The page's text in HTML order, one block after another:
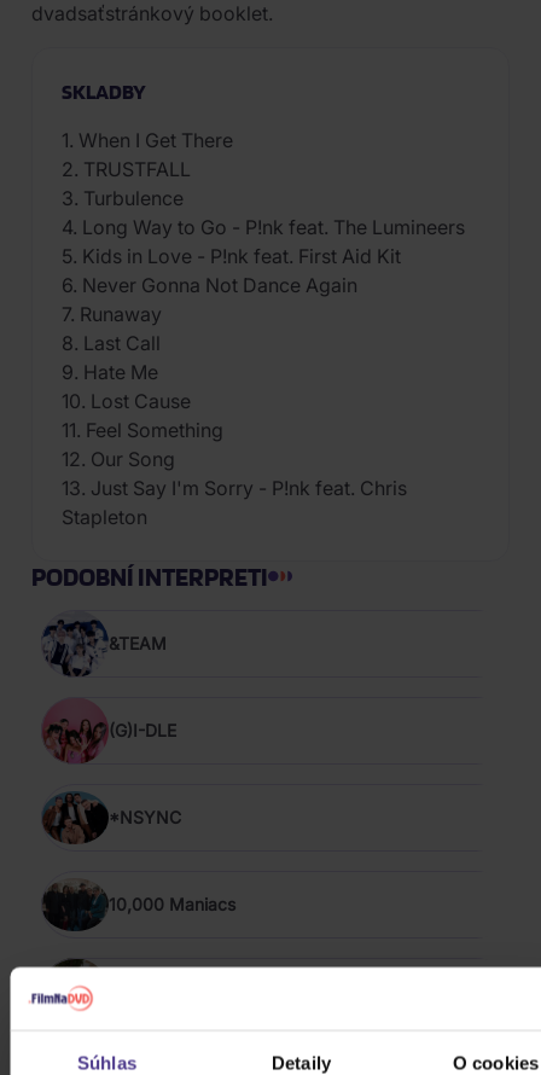
Súhlas Detaily O cookies
dvadsaťstránkový booklet.
SKLADBY
1. When I Get There
2. TRUSTFALL
3. Turbulence
4. Long Way to Go - P!nk feat. The Lumineers
5. Kids in Love - P!nk feat. First Aid Kit
6. Never Gonna Not Dance Again
7. Runaway
8. Last Call
9. Hate Me
10. Lost Cause
11. Feel Something
12. Our Song
13. Just Say I'm Sorry - P!nk feat. Chris
Stapleton
PODOBNÍ INTERPRETI
&TEAM
(G)I-DLE
*NSYNC
10,000 Maniacs